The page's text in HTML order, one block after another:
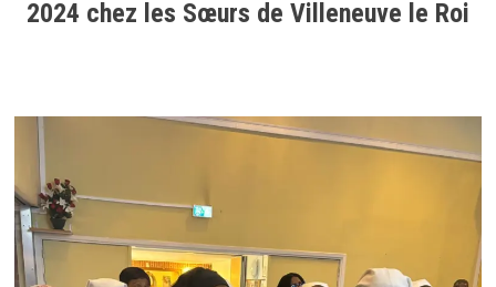
2024 chez les Sœurs de Villeneuve le Roi